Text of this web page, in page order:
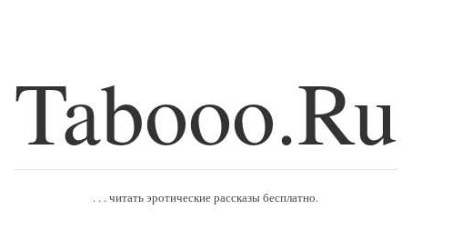
Tabooo.Ru
. . . читать эротические рассказы бесплатно.